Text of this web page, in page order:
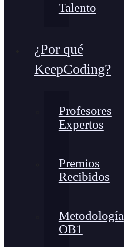
Talento
¿Por qué
KeepCoding?
Profesores
Expertos
Premios
Recibidos
Metodología
OB1